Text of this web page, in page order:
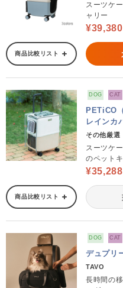
スーツケ
ャリー
¥39,380
商品比較リスト
DOG CAT
PETiCO
レインカ
その他厳選
スーツケ
のペット
¥35,288
商品比較リスト
DOG CAT
デュプリ
TAVO
長時間の